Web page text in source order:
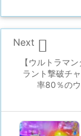
【ウルトラマ
ラント撃破チ
率80％の

Next